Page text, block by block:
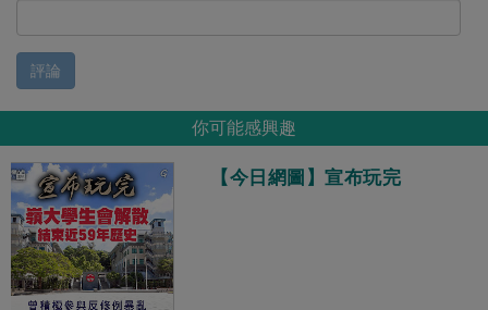
評論
你可能感興趣
【今日網圖】宣布玩完